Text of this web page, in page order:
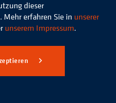
Impressum
dieser
erfahren Sie in unserer
unserem Impressum.